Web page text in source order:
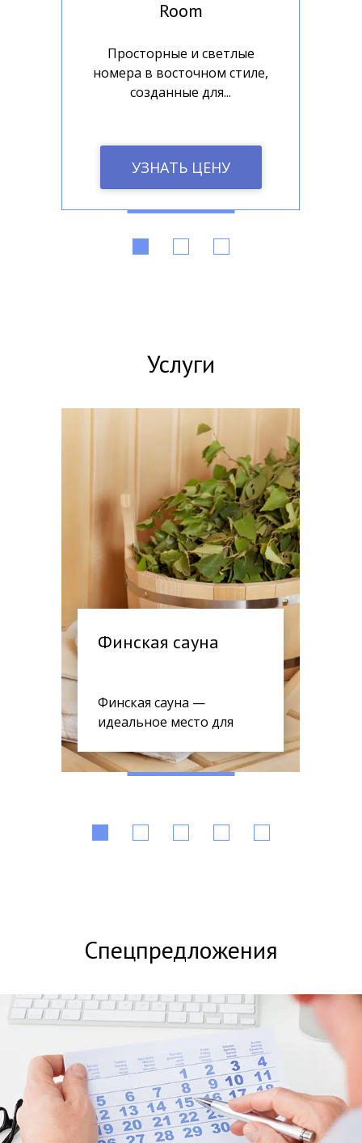
Room
Просторные и светлые
номера в восточном стиле,
созданные для...
УЗНАТЬ ЦЕНУ
Услуги
Финская сауна
Финская сауна —
идеальное место для
Спецпредложения